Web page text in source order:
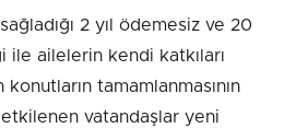
2 yıl ödemesiz ve 20
ile ailelerin kendi katkıları
tamamlanmasının
vatandaşlar yeni